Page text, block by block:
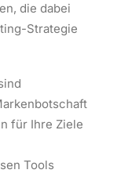
die dabei
Strategie
für Ihre Ziele
Tools